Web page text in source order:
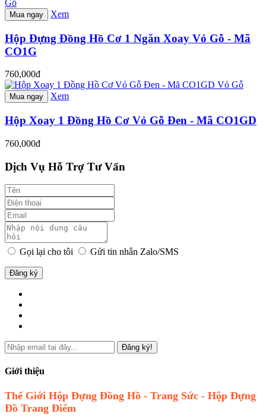
Gỗ
Mua ngay Xem
Hộp Đựng Đồng Hồ Cơ 1 Ngăn Xoay Vỏ Gỗ - Mã
CO1G
760,000đ
Vỏ Gỗ
Mua ngay Xem
Hộp Xoay 1 Đồng Hồ Cơ Vỏ Gỗ Đen - Mã CO1GD
760,000đ
Dịch Vụ Hỗ Trợ Tư Vấn
Gọi lại cho tôi Gửi tin nhắn Zalo/SMS
Đăng ký
Đăng ký!
Giới thiệu
Thế Giới Hộp Đựng Đồng Hồ - Trang Sức - Hộp Đựng
Đồ Trang Điểm